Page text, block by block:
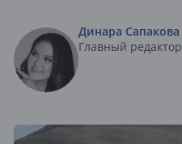
Динара Сапакова
Главный редактор